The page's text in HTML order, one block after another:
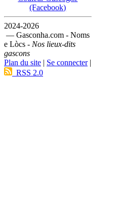
(Facebook)
2024-2026
— Gasconha.com - Noms
e Lòcs - Nos lieux-dits
gascons
Plan du site | Se connecter|
RSS 2.0